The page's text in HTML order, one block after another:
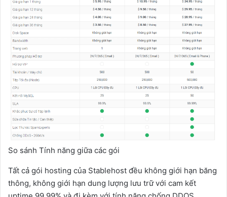
So sánh Tính năng giữa các gói
Tất cả gói hosting của Stablehost đều không giới hạn băng
thông, không giới hạn dung lượng lưu trữ với cam kết